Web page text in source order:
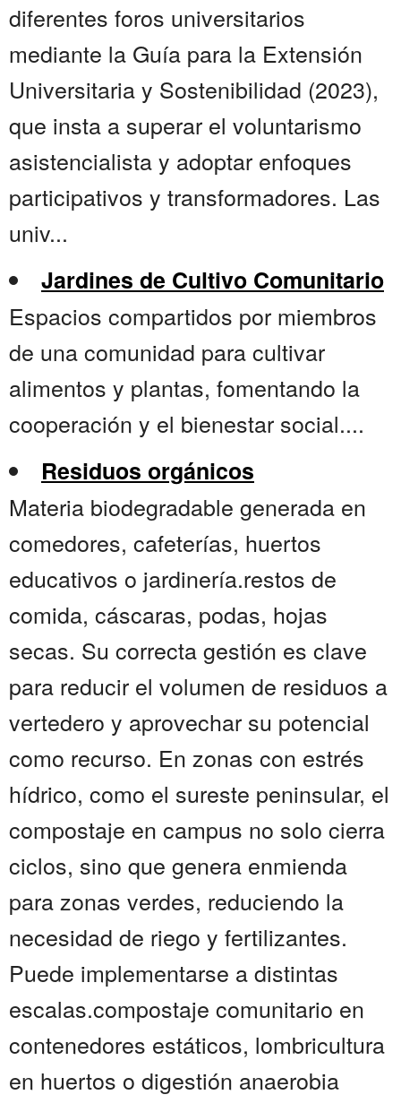
diferentes foros universitarios
mediante la Guía para la Extensión
Universitaria y Sostenibilidad (2023),
que insta a superar el voluntarismo
asistencialista y adoptar enfoques
participativos y transformadores. Las
univ...
Jardines de Cultivo Comunitario
Espacios compartidos por miembros
de una comunidad para cultivar
alimentos y plantas, fomentando la
cooperación y el bienestar social....
Residuos orgánicos
Materia biodegradable generada en
comedores, cafeterías, huertos
educativos o jardinería.restos de
comida, cáscaras, podas, hojas
secas. Su correcta gestión es clave
para reducir el volumen de residuos a
vertedero y aprovechar su potencial
como recurso. En zonas con estrés
hídrico, como el sureste peninsular, el
compostaje en campus no solo cierra
ciclos, sino que genera enmienda
para zonas verdes, reduciendo la
necesidad de riego y fertilizantes.
Puede implementarse a distintas
escalas.compostaje comunitario en
contenedores estáticos, lombricultura
en huertos o digestión anaerobia